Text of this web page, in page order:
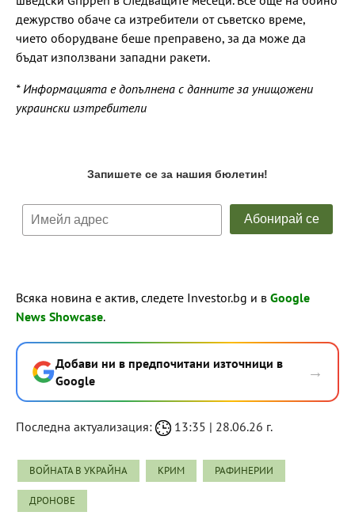
дежурство обаче са изтребители от съветско време,
чието оборудване беше преправено, за да може да
бъдат използвани западни ракети.
* Информацията е допълнена с данните за унищожени
украински изтребители
Всяка новина е актив, следете Investor.bg и в Google
News Showcase.
Добави ни в предпочитани източници в
Google
→
Последна актуализация: 13:35 | 28.06.26 г.
ВОЙНАТА В УКРАЙНА КРИМ РАФИНЕРИИ
ДРОНОВЕ